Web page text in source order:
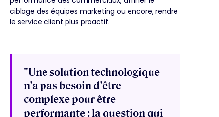
ciblage des équipes marketing ou encore, rendre
le service client plus proactif.
"Une solution technologique
n’a pas besoin d’être
complexe pour être
performante : la question qui